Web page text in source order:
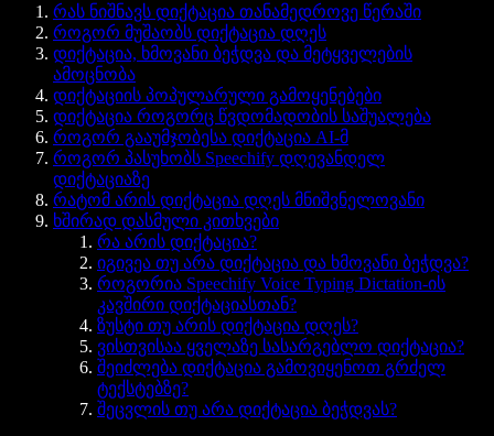
რას ნიშნავს დიქტაცია თანამედროვე წერაში
როგორ მუშაობს დიქტაცია დღეს
დიქტაცია, ხმოვანი ბეჭდვა და მეტყველების
ამოცნობა
დიქტაციის პოპულარული გამოყენებები
დიქტაცია როგორც წვდომადობის საშუალება
როგორ გააუმჯობესა დიქტაცია AI-მ
როგორ პასუხობს Speechify დღევანდელ
დიქტაციაზე
რატომ არის დიქტაცია დღეს მნიშვნელოვანი
ხშირად დასმული კითხვები
რა არის დიქტაცია?
იგივეა თუ არა დიქტაცია და ხმოვანი ბეჭდვა?
როგორია Speechify Voice Typing Dictation-ის
კავშირი დიქტაციასთან?
ზუსტი თუ არის დიქტაცია დღეს?
ვისთვისაა ყველაზე სასარგებლო დიქტაცია?
შეიძლება დიქტაცია გამოვიყენოთ გრძელ
ტექსტებზე?
შეცვლის თუ არა დიქტაცია ბეჭდვას?